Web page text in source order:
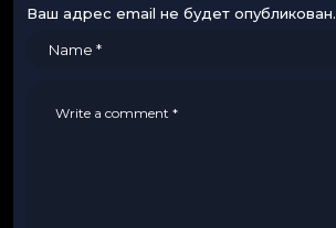
Ваш адрес email не будет опубликован.